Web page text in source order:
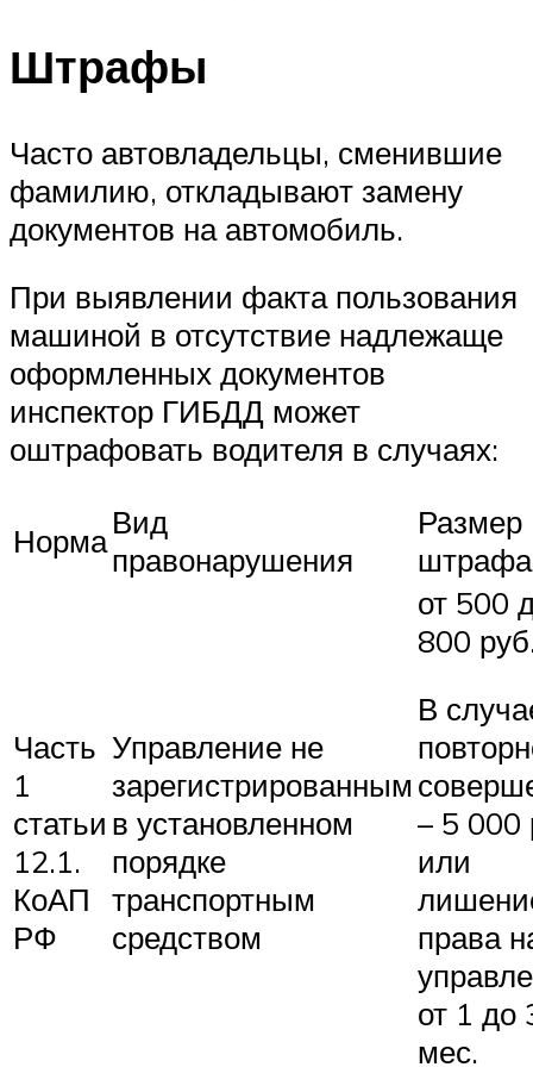
Штрафы
Часто автовладельцы, сменившие
фамилию, откладывают замену
документов на автомобиль.
При выявлении факта пользования
машиной в отсутствие надлежаще
оформленных документов
инспектор ГИБДД может
оштрафовать водителя в случаях:
НормаВид
правонарушения
Размер
штрафа
Часть
1
статьи
12.1.
КоАП
РФ
Управление не
зарегистрированным
в установленном
порядке
транспортным
средством
от 500
800
В
– 5 000
или
права
от 1 до
мес.